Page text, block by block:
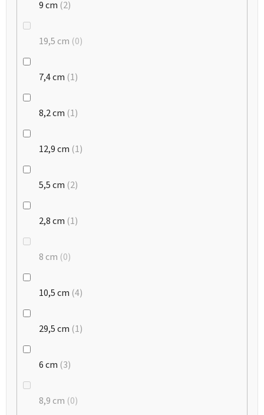
9 cm 2
19,5 cm 0
7,4 cm 1
8,2 cm 1
12,9 cm 1
5,5 cm 2
2,8 cm 1
8 cm 0
10,5 cm 4
29,5 cm 1
6 cm 3
8,9 cm 0